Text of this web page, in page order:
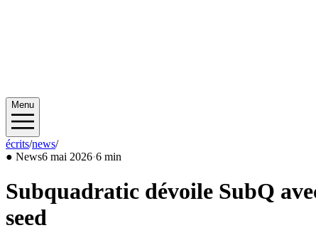
Menu
écrits/news/2026/05
● News6 mai 2026·6 min
Subquadratic dévoile SubQ
seed